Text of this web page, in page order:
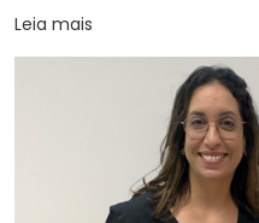
Leia mais